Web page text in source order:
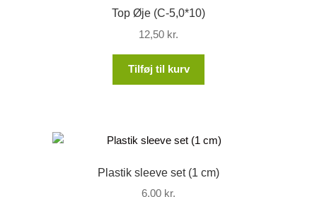
Top Øje (C-5,0*10)
12,50 kr.
Tilføj til kurv
Plastik sleeve set (1 cm)
6,00 kr.